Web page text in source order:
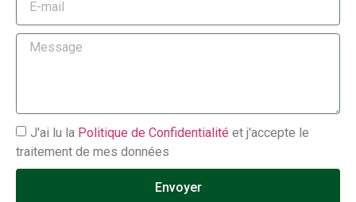
J'ai lu la Politique de Confidentialité et j'accepte le
traitement de mes données
Envoyer